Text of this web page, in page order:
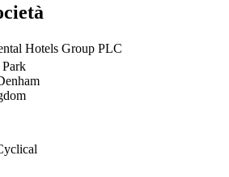
Hotels Group PLC